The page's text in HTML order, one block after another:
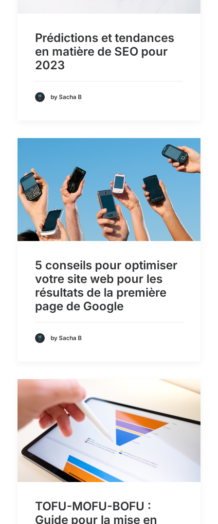
Prédictions et tendances
en matière de SEO pour
2023
by Sacha B
5 conseils pour optimiser
votre site web pour les
résultats de la première
page de Google
by Sacha B
TOFU-MOFU-BOFU :
Guide pour la mise en